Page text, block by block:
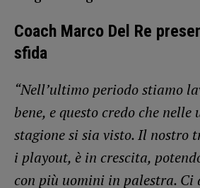
Coach Marco Del Re
sfida
“Nell’ultimo periodo stiamo
bene, e questo credo che
stagione si sia visto. Il nostro
i playout, è in crescita,
con più uomini in palestra. Ci